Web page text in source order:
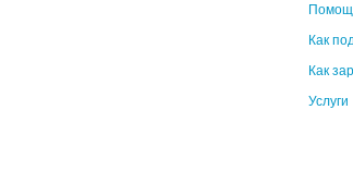
Как
Как
Услуги